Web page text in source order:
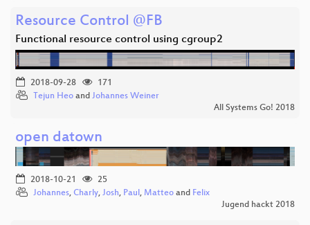
Resource Control @FB
Functional resource control using cgroup2
2018-09-28
171
Tejun Heo and Johannes Weiner
All Systems Go! 2018
open datown
2018-10-21
25
Johannes, Charly, Josh, Paul , Matteo and Felix
Jugend hackt 2018